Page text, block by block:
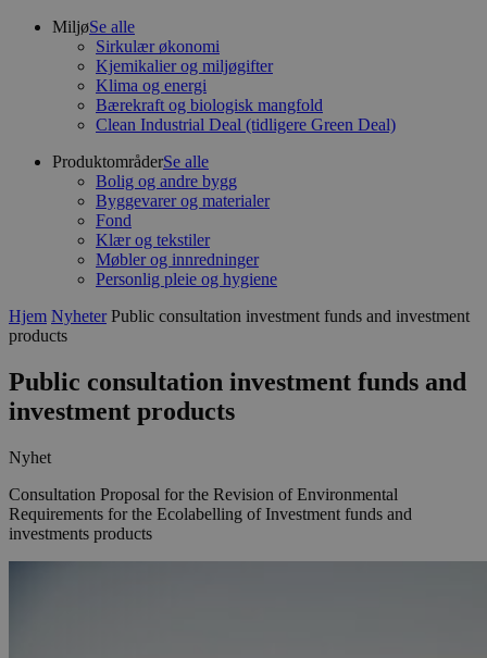
MiljøSe alle
Sirkulær økonomi
Kjemikalier og miljøgifter
Klima og energi
Bærekraft og biologisk mangfold
Clean Industrial Deal (tidligere Green Deal)
ProduktområderSe alle
Bolig og andre bygg
Byggevarer og materialer
Fond
Klær og tekstiler
Møbler og innredninger
Personlig pleie og hygiene
Hjem Nyheter Public consultation investment funds and investment
products
Public consultation investment funds and
investment products
Nyhet
Consultation Proposal for the Revision of Environmental
Requirements for the Ecolabelling of Investment funds and
investments products